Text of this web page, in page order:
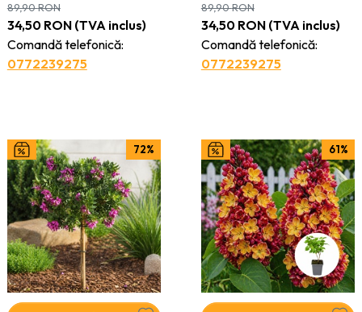
34,50 RON(TVA inclus)
Comandă telefonică:
0772239275
89,90RON
34,50 RON(TVA inclus)
Comandă telefonică:
0772239275
89,90RON
72% 61%